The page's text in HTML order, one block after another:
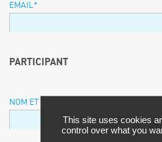
EMAIL *
PARTICIPANT
NOM ET PRÉNOM
This site uses cookies
control over what you